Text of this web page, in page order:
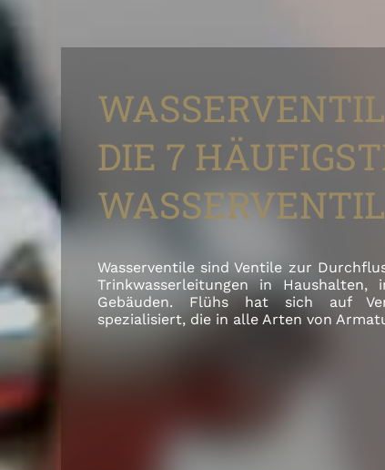
DIE 7
Wasserventile sind Ventile zur
Trinkwasserleitungen in Haushalten,
Gebäuden. Flühs hat sich auf
spezialisiert, die in alle Arten von